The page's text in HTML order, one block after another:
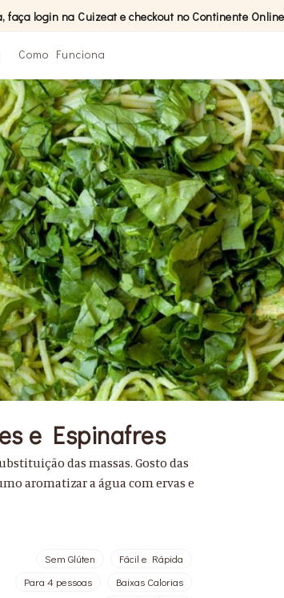
faça login na Cuizeat e checkout no Continente
Como Funciona
e Espinafres
das massas. Gosto das
aromatizar a água com ervas e
Sem Glúten
Fácil e Rápida
Para 4 pessoas
Baixas Calorias